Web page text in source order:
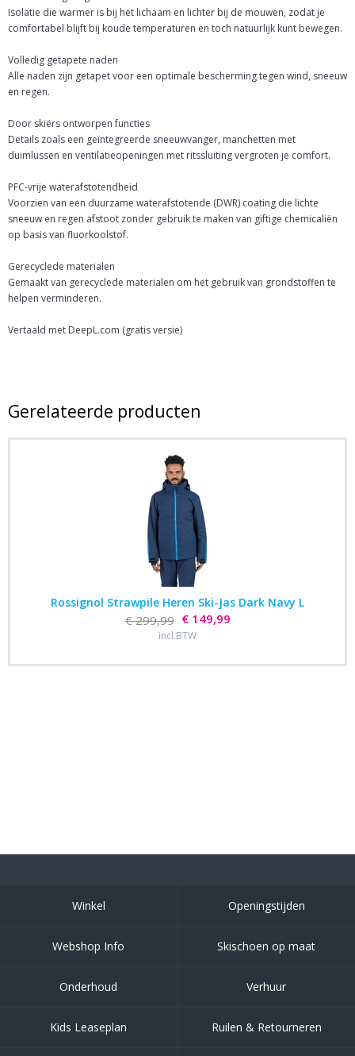
Isolatie die warmer is bij het lichaam en lichter bij de mouwen, zodat je
comfortabel blijft bij koude temperaturen en toch natuurlijk kunt bewegen.
Volledig getapete naden
Alle naden zijn getapet voor een optimale bescherming tegen wind, sneeuw
en regen.
Door skiërs ontworpen functies
Details zoals een geïntegreerde sneeuwvanger, manchetten met
duimlussen en ventilatieopeningen met ritssluiting vergroten je comfort.
PFC-vrije waterafstotendheid
Voorzien van een duurzame waterafstotende (DWR) coating die lichte
sneeuw en regen afstoot zonder gebruik te maken van giftige chemicaliën
op basis van fluorkoolstof.
Gerecyclede materialen
Gemaakt van gerecyclede materialen om het gebruik van grondstoffen te
helpen verminderen.
Vertaald met DeepL.com (gratis versie)
Gerelateerde producten
Rossignol Strawpile Heren Ski-Jas Dark Navy L
€ 299,99 € 149,99
incl.BTW
Winkel Openingstijden
Webshop Info Skischoen op maat
Onderhoud Verhuur
Kids Leaseplan Ruilen & Retourneren